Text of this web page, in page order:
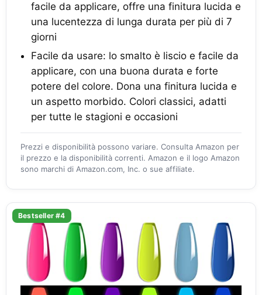
facile da applicare, offre una finitura lucida e
una lucentezza di lunga durata per più di 7
giorni
Facile da usare: lo smalto è liscio e facile da
applicare, con una buona durata e forte
potere del colore. Dona una finitura lucida e
un aspetto morbido. Colori classici, adatti
per tutte le stagioni e occasioni
Prezzi e disponibilità possono variare. Consulta Amazon per
il prezzo e la disponibilità correnti. Amazon e il logo Amazon
sono marchi di Amazon.com, Inc. o sue affiliate.
Bestseller #4